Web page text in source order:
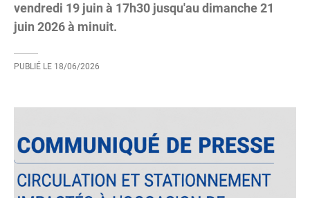
vendredi 19 juin à 17h30 jusqu'au dimanche 21
juin 2026 à minuit.
PUBLIÉ LE 18/06/2026